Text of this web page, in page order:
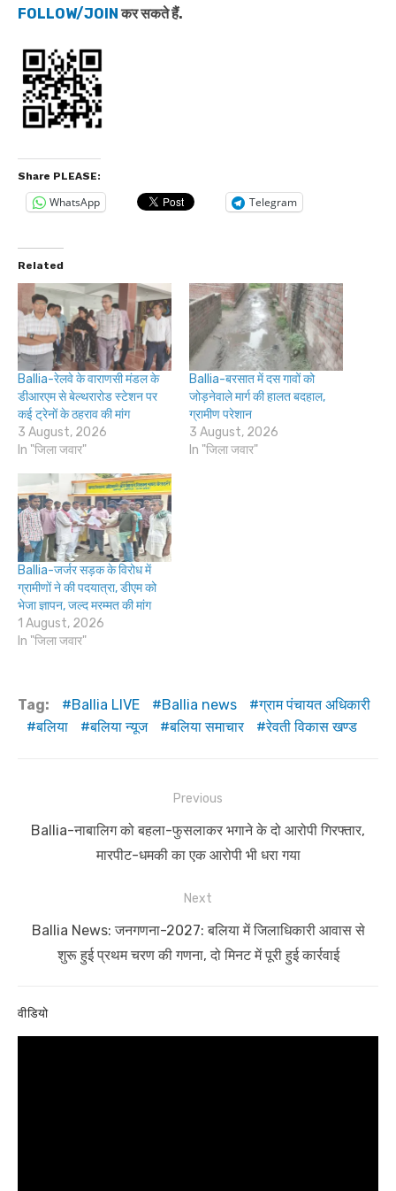
FOLLOW/JOINकर सकते हैं.
Share PLEASE:
WhatsApp Telegram
Related
Ballia-रेलवे के वाराणसी मंडल के
डीआरएम से बेल्थरारोड स्टेशन पर
कई ट्रेनों के ठहराव की मांग
3 August, 2026
In "जिला जवार"
Ballia-बरसात में दस गावों को
जोड़नेवाले मार्ग की हालत बदहाल,
ग्रामीण परेशान
3 August, 2026
In "जिला जवार"
Ballia-जर्जर सड़क के विरोध में
ग्रामीणों ने की पदयात्रा, डीएम को
भेजा ज्ञापन, जल्द मरम्मत की मांग
1 August, 2026
In "जिला जवार"
Tag: Ballia LIVE Ballia news
ग्राम पंचायत अधिकारी
बलिया
बलिया न्यूज बलिया समाचार रेवती विकास खण्ड
navigation
Previous
Previous
Ballia-नाबालिग को बहला-फुसलाकर भगाने के दो आरोपी गिरफ्तार,
मारपीट-धमकी का एक आरोपी भी धरा गया
Next
Next
post:
Ballia News: जनगणना-2027: बलिया में जिलाधिकारी आवास से
शुरू हुई प्रथम चरण की गणना, दो मिनट में पूरी हुई कार्रवाई
वीडियो